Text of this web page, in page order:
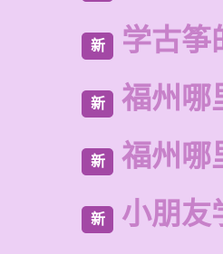
新 学古筝
新 福州哪
新 福州哪
新 小朋友